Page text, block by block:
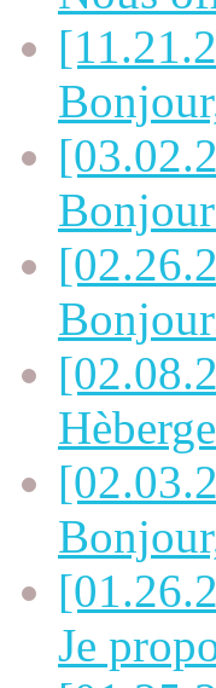
Je